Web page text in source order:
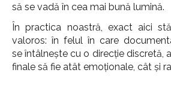
să se vadă în cea mai bună lumină.
În practica noastră, exact aici
valoros: în felul în care
se întâlnește cu o direcție discretă,
finale să fie atât emoționale, cât și